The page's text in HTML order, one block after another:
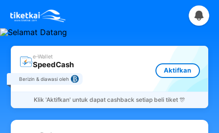
e-Wallet
SpeedCash
Berizin & diawasi oleh
Aktifkan
Klik 'Aktifkan' untuk dapat cashback setiap beli tiket 🎊